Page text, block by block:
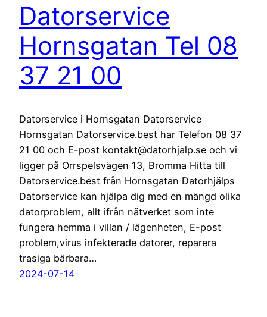
Datorservice
Hornsgatan Tel 08
37 21 00
Datorservice i Hornsgatan Datorservice
Hornsgatan Datorservice.best har Telefon 08 37
21 00 och E-post kontakt@datorhjalp.se och vi
ligger på Orrspelsvägen 13, Bromma Hitta till
Datorservice.best från Hornsgatan Datorhjälps
Datorservice kan hjälpa dig med en mängd olika
datorproblem, allt ifrån nätverket som inte
fungera hemma i villan / lägenheten, E-post
problem,virus infekterade datorer, reparera
trasiga bärbara…
2024-07-14